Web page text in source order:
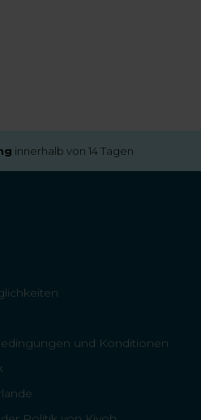
innerhalb von 14 Tagen
und Konditionen